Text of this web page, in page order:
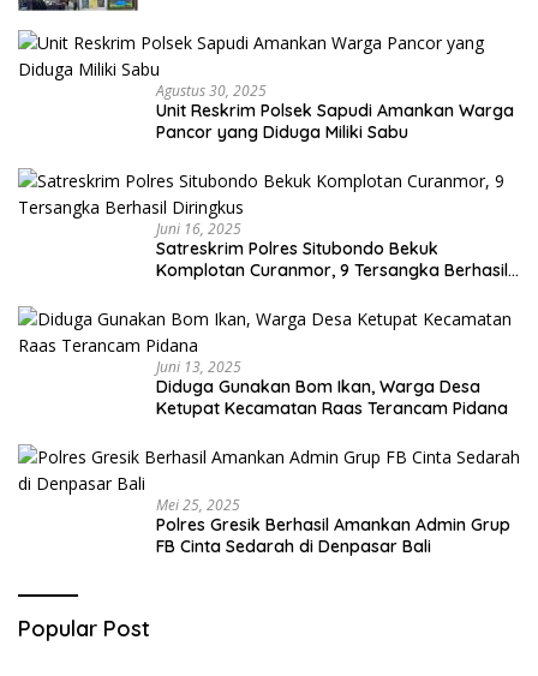
Agustus 30, 2025
Unit Reskrim Polsek Sapudi Amankan Warga
Pancor yang Diduga Miliki Sabu
Juni 16, 2025
Satreskrim Polres Situbondo Bekuk
Komplotan Curanmor, 9 Tersangka Berhasil
Juni 13, 2025
Diduga Gunakan Bom Ikan, Warga Desa
Ketupat Kecamatan Raas Terancam Pidana
Mei 25, 2025
Polres Gresik Berhasil Amankan Admin Grup
FB Cinta Sedarah di Denpasar Bali
Popular Post